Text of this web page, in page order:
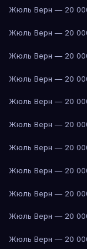
Жюль Верн — 20
Жюль Верн — 20
Жюль Верн — 20
Жюль Верн — 20
Жюль Верн — 20
Жюль Верн — 20
Жюль Верн — 20
Жюль Верн — 20
Жюль Верн — 20
Жюль Верн — 20
Жюль Верн — 20